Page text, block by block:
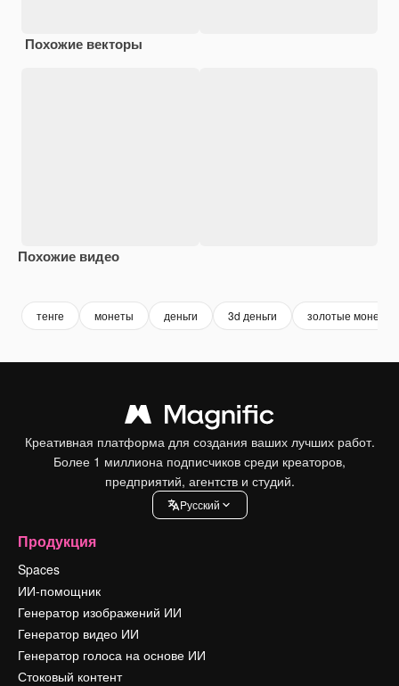
Похожие векторы
Похожие видео
тенге монеты деньги 3d деньги золотые монеты
Креативная платформа для создания ваших лучших работ.
Более 1 миллиона подписчиков среди креаторов,
предприятий, агентств и студий.
Pусский
Продукция
Spaces
ИИ-помощник
Генератор изображений ИИ
Генератор видео ИИ
Генератор голоса на основе ИИ
Стоковый контент